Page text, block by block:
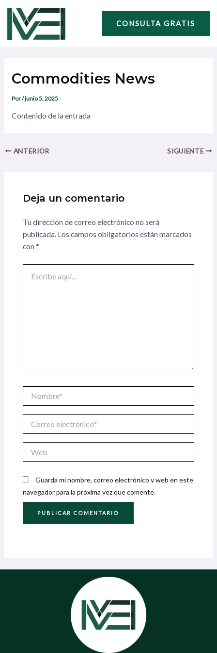
contenido
CONSULTA GRATIS
Commodities News
Por/junio 5, 2025
Contenido de la entrada
entradas
ANTERIOR SIGUIENTE
Deja un comentario
Tu dirección de correo electrónico no será
publicada. Los campos obligatorios están marcados
con *
aquí...
electrónico*
Guarda mi nombre, correo electrónico y web en este
navegador para la próxima vez que comente.